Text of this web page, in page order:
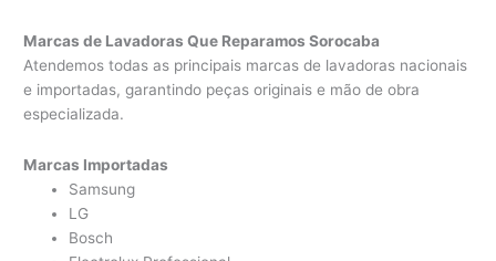
Marcas de Lavadoras Que Reparamos Sorocaba
Atendemos todas as principais marcas de lavadoras nacionais
e importadas, garantindo peças originais e mão de obra
especializada.
Marcas Importadas
Samsung
LG
Bosch